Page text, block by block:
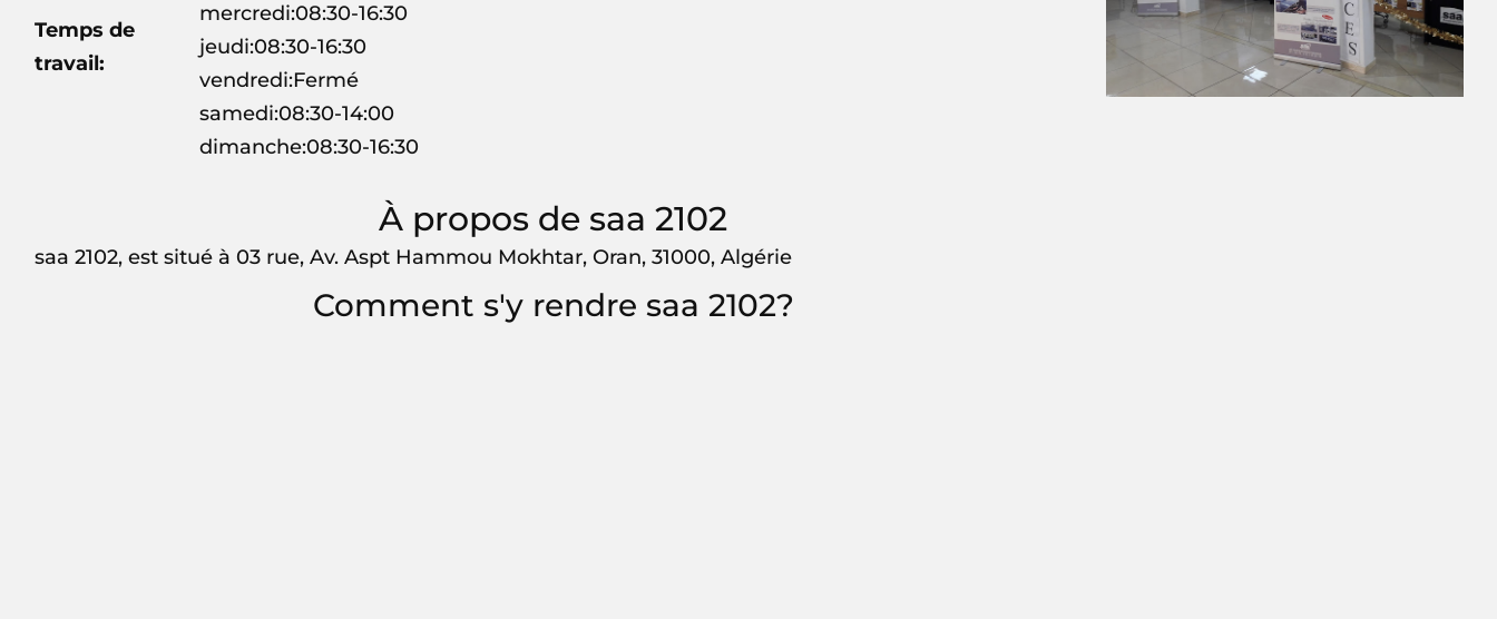
Temps de
travail:
mercredi:08:30-16:30
jeudi:08:30-16:30
vendredi:Fermé
samedi:08:30-14:00
dimanche:08:30-16:30
À propos de saa 2102
saa 2102, est situé à 03 rue, Av. Aspt Hammou Mokhtar, Oran, 31000, Algérie
Comment s'y rendre saa 2102?